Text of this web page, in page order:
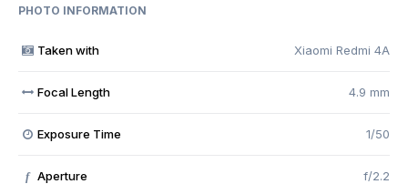
PHOTO INFORMATION
Taken with Xiaomi Redmi 4A
Focal Length 4.9 mm
Exposure Time 1/50
f Aperture f/2.2